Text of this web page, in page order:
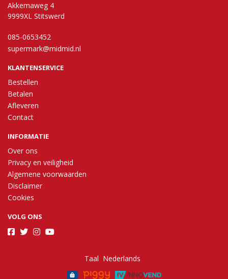
Akkemaweg 4
9999XL Stitswerd
085-0653452
supermark@midmid.nl
KLANTENSERVICE
Bestellen
Betalen
Afleveren
Contact
INFORMATIE
Over ons
Privacy en veiligheid
Algemene voorwaarden
Disclaimer
Cookies
VOLG ONS
Taal